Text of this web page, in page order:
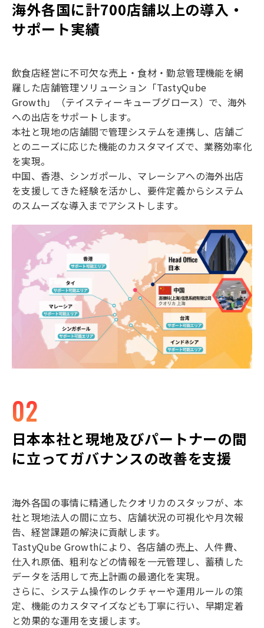
海外各国に計700店舗以上の導入・
サポート実績
飲食店経営に不可欠な売上・食材・勤怠管理機能を網
羅した店舗管理ソリューション「TastyQube
Growth」（テイスティーキューブグロース）で、海外
への出店をサポートします。
本社と現地の店舗間で管理システムを連携し、店舗ご
とのニーズに応じた機能のカスタマイズで、業務効率化
を実現。
中国、香港、シンガポール、マレーシアへの海外出店
を支援してきた経験を活かし、要件定義からシステム
のスムーズな導入までアシストします。
02
日本本社と現地及びパートナーの間
に立ってガバナンスの改善を支援
海外各国の事情に精通したクオリカのスタッフが、本
社と現地法人の間に立ち、店舗状況の可視化や月次報
告、経営課題の解決に貢献します。
TastyQube Growthにより、各店舗の売上、人件費、
仕入れ原価、粗利などの情報を一元管理し、蓄積した
データを活用して売上計画の最適化を実現。
さらに、システム操作のレクチャーや運用ルールの策
定、機能のカスタマイズなども丁寧に行い、早期定着
と効果的な運用を支援します。